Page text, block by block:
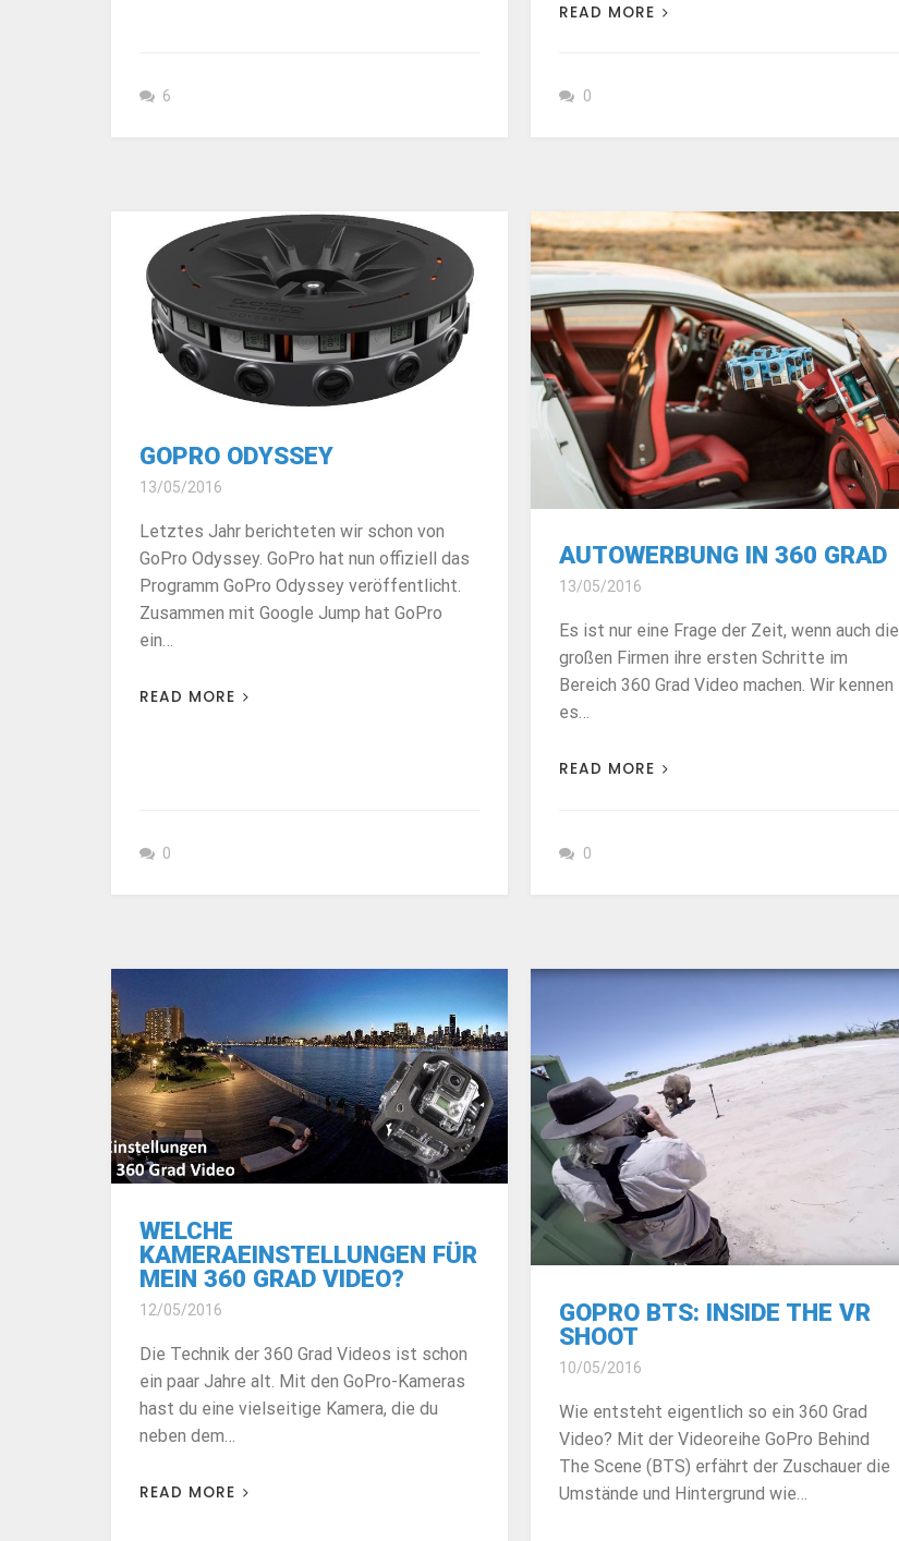
6
READ MORE
0
GOPRO ODYSSEY
13/05/2016
Letztes Jahr berichteten wir schon von
GoPro Odyssey. GoPro hat nun offiziell das
Programm GoPro Odyssey veröffentlicht.
Zusammen mit Google Jump hat GoPro
ein…
READ MORE
0
AUTOWERBUNG IN 360 GRAD
13/05/2016
Es ist nur eine Frage der Zeit, wenn auch die
großen Firmen ihre ersten Schritte im
Bereich 360 Grad Video machen. Wir kennen
es…
READ MORE
0
WELCHE
KAMERAEINSTELLUNGEN FÜR
MEIN 360 GRAD VIDEO?
12/05/2016
Die Technik der 360 Grad Videos ist schon
ein paar Jahre alt. Mit den GoPro-Kameras
hast du eine vielseitige Kamera, die du
neben dem…
READ MORE
GOPRO BTS: INSIDE THE VR
SHOOT
10/05/2016
Wie entsteht eigentlich so ein 360 Grad
Video? Mit der Videoreihe GoPro Behind
The Scene (BTS) erfährt der Zuschauer die
Umstände und Hintergrund wie…